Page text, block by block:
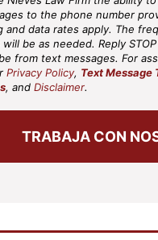
to the phone number
and data rates apply. The
will be as needed. Reply
from text messages. For
Privacy Policy, Text Message
, and Disclaimer.
TRABAJA CON